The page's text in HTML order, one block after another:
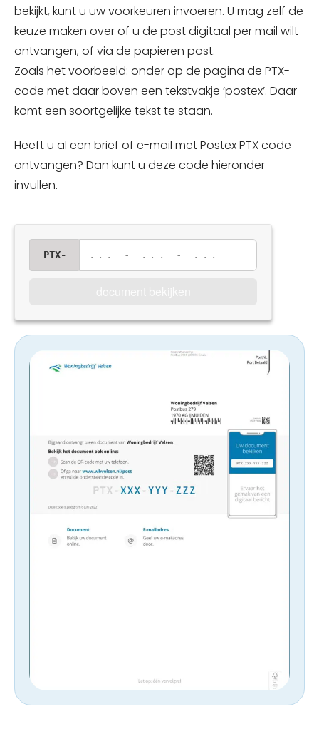
bekijkt, kunt u uw voorkeuren invoeren. U mag zelf de
keuze maken over of u de post digitaal per mail wilt
ontvangen, of via de papieren post.
Zoals het voorbeeld: onder op de pagina de PTX-
code met daar boven een tekstvakje ‘postex’. Daar
komt een soortgelijke tekst te staan.
Heeft u al een brief of e-mail met Postex PTX code
ontvangen? Dan kunt u deze code hieronder
invullen.
PTX- ... - ... - ...